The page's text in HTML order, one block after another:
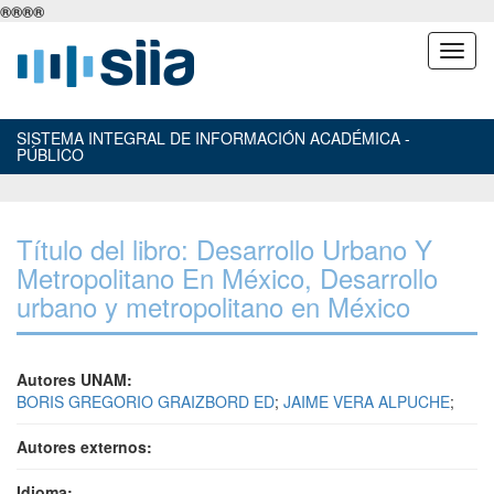
®®®®
SISTEMA INTEGRAL DE INFORMACIÓN ACADÉMICA -
PÚBLICO
Título del libro: Desarrollo Urbano Y
Metropolitano En México, Desarrollo
urbano y metropolitano en México
Autores UNAM:
BORIS GREGORIO GRAIZBORD ED; JAIME VERA ALPUCHE;
Autores externos: